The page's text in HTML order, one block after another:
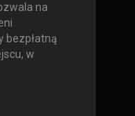
na
bezpłatną
w